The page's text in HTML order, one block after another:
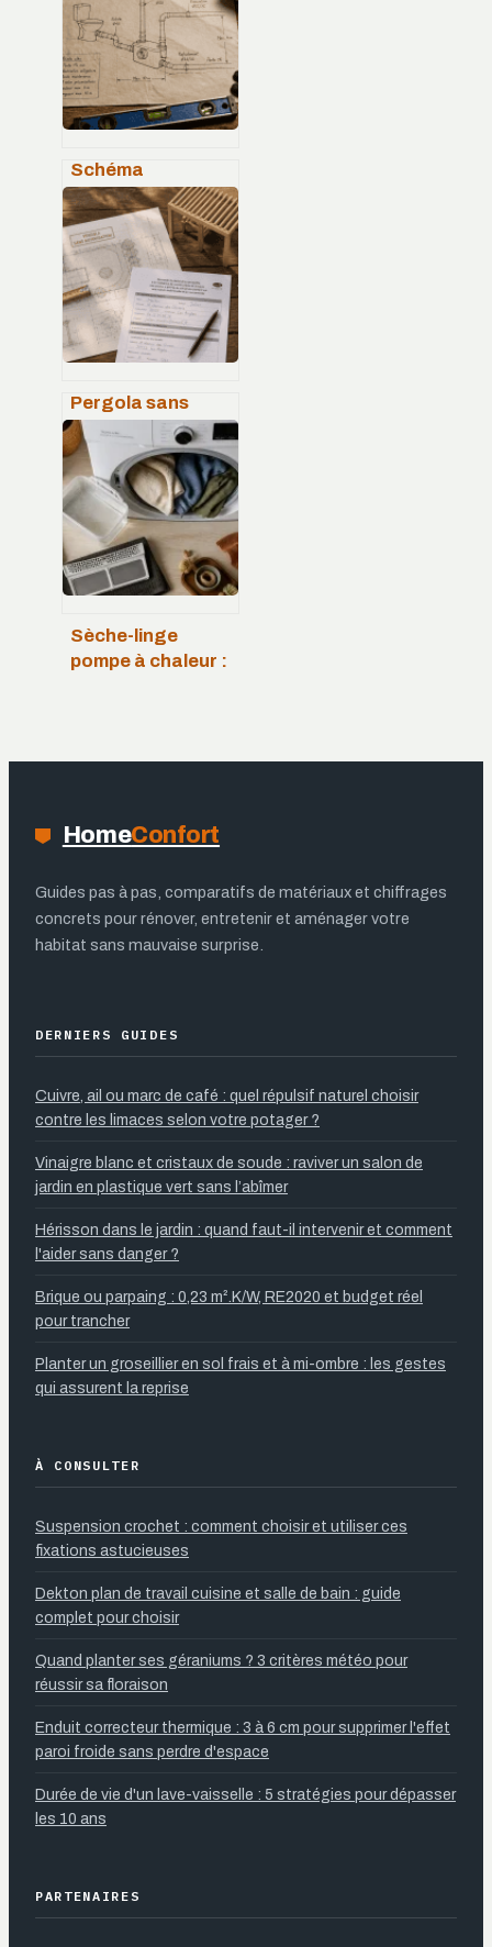
budget et erreurs
à éviter
Schéma
d’évacuation
sanibroyeur : 1%
de pente, 32 mm et
les règles pour
éviter les
bouchons
Pergola sans
autorisation : 5 m²
et structure
mobile, les deux
conditions pour
éviter la mairie
Sèche-linge
pompe à chaleur :
HomeConfort
Guides pas à pas, comparatifs de matériaux et chiffrages
concrets pour rénover, entretenir et aménager votre
habitat sans mauvaise surprise.
DERNIERS GUIDES
Cuivre, ail ou marc de café : quel répulsif naturel choisir
contre les limaces selon votre potager ?
Vinaigre blanc et cristaux de soude : raviver un salon de
jardin en plastique vert sans l’abîmer
Hérisson dans le jardin : quand faut-il intervenir et comment
l'aider sans danger ?
Brique ou parpaing : 0,23 m².K/W, RE2020 et budget réel
pour trancher
Planter un groseillier en sol frais et à mi-ombre : les gestes
qui assurent la reprise
À CONSULTER
Suspension crochet : comment choisir et utiliser ces
fixations astucieuses
Dekton plan de travail cuisine et salle de bain : guide
complet pour choisir
Quand planter ses géraniums ? 3 critères météo pour
réussir sa floraison
Enduit correcteur thermique : 3 à 6 cm pour supprimer l'effet
paroi froide sans perdre d'espace
Durée de vie d'un lave-vaisselle : 5 stratégies pour dépasser
les 10 ans
PARTENAIRES